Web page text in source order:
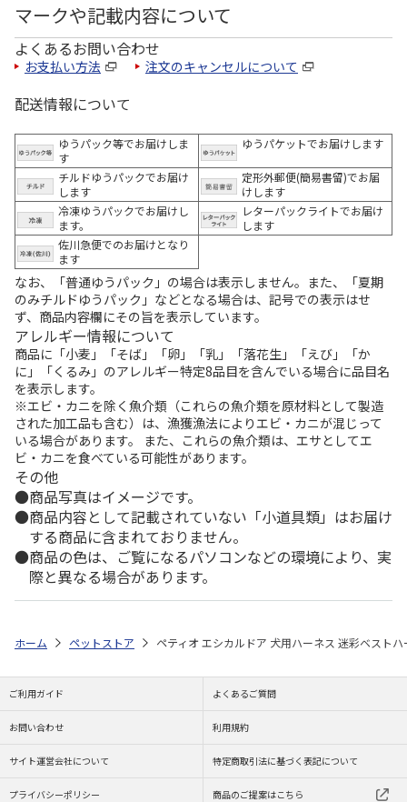
マークや記載内容について
よくあるお問い合わせ
お支払い方法 注文のキャンセルについて
配送情報について
ゆうパック等でお届けしま
す
ゆうパケットでお届けします
チルドゆうパックでお届け
します
定形外郵便(簡易書留)でお届
けします
冷凍ゆうパックでお届けし
ます。
レターパックライトでお届け
します
佐川急便でのお届けとなり
ます
なお、「普通ゆうパック」の場合は表示しません。また、「夏期
のみチルドゆうパック」などとなる場合は、記号での表示はせ
ず、商品内容欄にその旨を表示しています。
アレルギー情報について
商品に「小麦」「そば」「卵」「乳」「落花生」「えび」「か
に」「くるみ」のアレルギー特定8品目を含んでいる場合に品目名
を表示します。
※エビ・カニを除く魚介類（これらの魚介類を原材料として製造
された加工品も含む）は、漁獲漁法によりエビ・カニが混じって
いる場合があります。 また、これらの魚介類は、エサとしてエ
ビ・カニを食べている可能性があります。
その他
商品写真はイメージです。
商品内容として記載されていない「小道具類」はお届け
する商品に含まれておりません。
商品の色は、ご覧になるパソコンなどの環境により、実
際と異なる場合があります。
ホーム ペットストア ペティオ エシカルドア 犬用ハーネス 迷彩ベストハ
ご利用ガイド よくあるご質問
お問い合わせ 利用規約
サイト運営会社について 特定商取引法に基づく表記について
プライバシーポリシー 商品のご提案はこちら